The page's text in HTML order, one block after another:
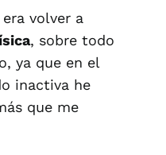
volver a
, sobre todo
ya que en el
inactiva he
que me